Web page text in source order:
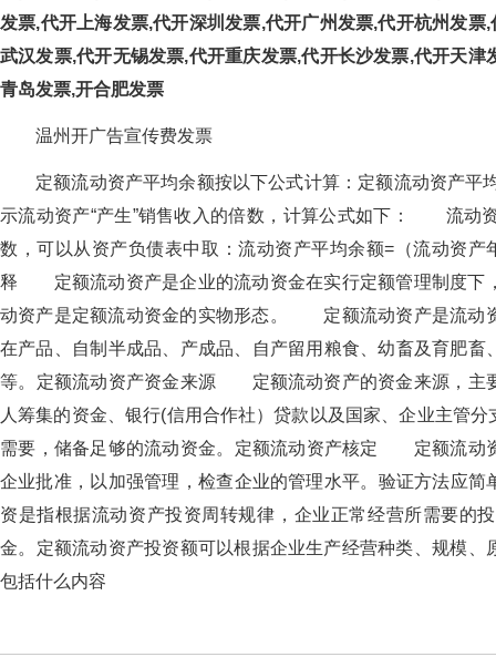
发票,代开上海发票,代开深圳发票,代开广州发票,代开杭州发
武汉发票,代开无锡发票,代开重庆发票,代开长沙发票,代开天
青岛发票,开合肥发票
温州开广告宣传费发票
定额流动资产平均余额按以下公式计算：定额流动资
示流动资产“产生”销售收入的倍数，计算公式如下：
数，可以从资产负债表中取：流动资产平均余额=（流动资
释 定额流动资产是企业的流动资金在实行定额管理制度下，
动资产是定额流动资金的实物形态。 定额流动资产是流动资产
在产品、自制半成品、产成品、自产留用粮食、幼畜及育肥畜
等。定额流动资产资金来源 定额流动资产的资金来源，主
人筹集的资金、银行(信用合作社）贷款以及国家、企业主管
需要，储备足够的流动资金。定额流动资产核定 定额流
企业批准，以加强管理，检查企业的管理水平。验证方
资是指根据流动资产投资周转规律，企业正常经营所需要的投
金。定额流动资产投资额可以根据企业生产经营种类、规模
包括什么内容